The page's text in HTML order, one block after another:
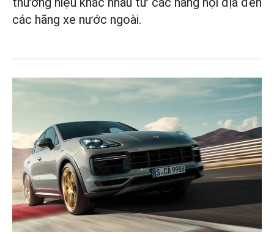
các hãng xe nước ngoài.